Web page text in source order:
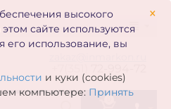
×
высокого
сайте используются
его использование, вы
и куки (cookies)
компьютере: Принять